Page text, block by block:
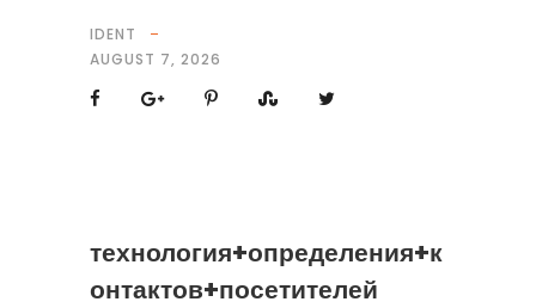
IDENT
AUGUST 7, 2026
технология+определения+к
онтактов+посетителей